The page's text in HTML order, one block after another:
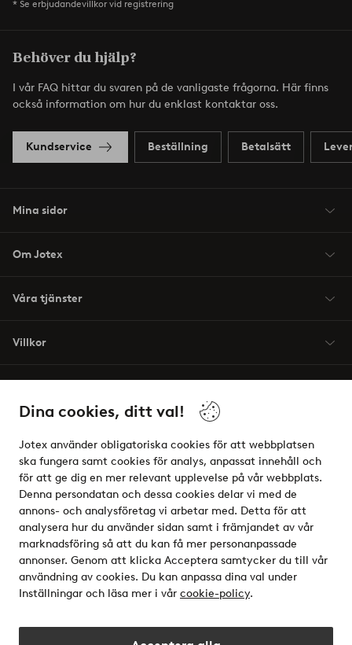
Dina cookies, ditt val!
Jotex använder obligatoriska cookies för att webbplatsen
ska fungera samt cookies för analys, anpassat innehåll och
för att ge dig en mer relevant upplevelse på vår webbplats.
Denna persondatan och dessa cookies delar vi med de
annons- och analysföretag vi arbetar med. Detta för att
analysera hur du använder sidan samt i främjandet av vår
marknadsföring så att du kan få mer personanpassade
annonser. Genom att klicka Acceptera samtycker du till vår
användning av cookies. Du kan anpassa dina val under
Inställningar och läsa mer i vår cookie-policy.
* Se erbjudandevillkor vid registrering
Behöver du hjälp?
I vår FAQ hittar du svaren på de vanligaste frågorna. Här finns
också information om hur du enklast kontaktar oss.
Kundservice Beställning Betalsätt
Mina sidor
Om Jotex
Våra tjänster
Villkor
Säkra betalningar - Betala direkt eller dela upp
Vill du veta mer om våra betalalternativ?
elpy